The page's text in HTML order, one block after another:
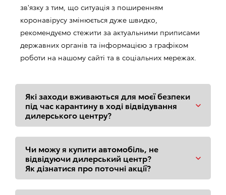
зв'язку з тим, що ситуація з поширенням
коронавірусу змінюється дуже швидко,
рекомендуємо стежити за актуальними приписами
державних органів та інформацією з графіком
роботи на нашому сайті та в соціальних мережах.
Які заходи вживаються для моєї безпеки
під час карантину в ході відвідування
дилерського центру?
Чи можу я купити автомобіль, не
відвідуючи дилерський центр?
Як дізнатися про поточні акції?